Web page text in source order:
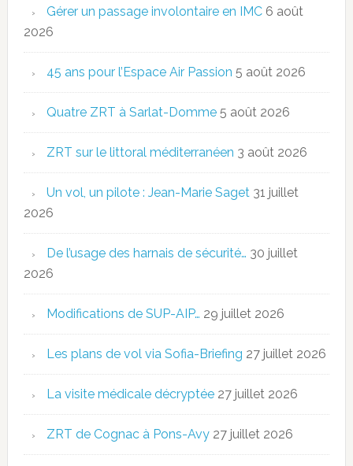
Gérer un passage involontaire en IMC 6 août
2026
45 ans pour l’Espace Air Passion 5 août 2026
Quatre ZRT à Sarlat-Domme 5 août 2026
ZRT sur le littoral méditerranéen 3 août 2026
Un vol, un pilote : Jean-Marie Saget 31 juillet
2026
De l’usage des harnais de sécurité… 30 juillet
2026
Modifications de SUP-AIP… 29 juillet 2026
Les plans de vol via Sofia-Briefing 27 juillet 2026
La visite médicale décryptée 27 juillet 2026
ZRT de Cognac à Pons-Avy 27 juillet 2026